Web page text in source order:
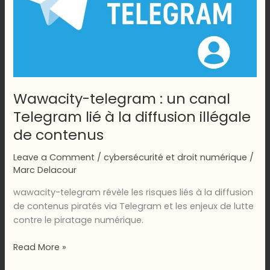
Wawacity-telegram : un canal
Telegram lié à la diffusion illégale
de contenus
Leave a Comment /cybersécurité et droit numérique /
Marc Delacour
wawacity-telegram révèle les risques liés à la diffusion
de contenus piratés via Telegram et les enjeux de lutte
contre le piratage numérique.
Wawacity-
Read More »